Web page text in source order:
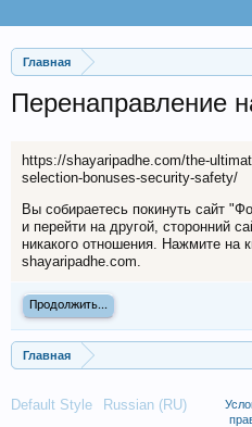
Главная
Перенаправление
https://shayaripadhe.com/the-
selection-bonuses-security-safety/
Вы собираетесь покинуть сайт
и перейти на другой, сторонний
никакого отношения. Нажмите на
shayaripadhe.com.
Продолжить...
Главная
Default Style Russian (RU)